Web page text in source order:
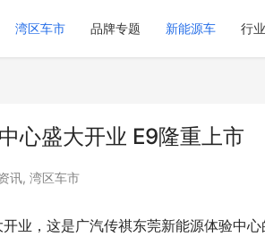
湾区车市 品牌专题 新能源车 行
心盛大开业 E9隆重上市
讯, 湾区车市
业，这是广汽传祺东莞新能源体验中